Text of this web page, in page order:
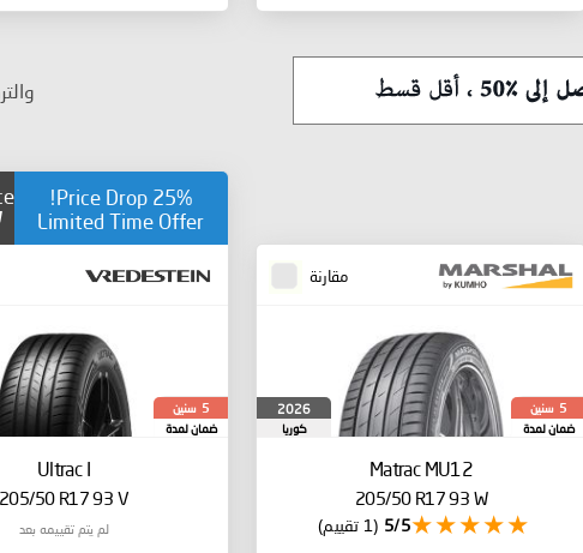
مقارنة
5 سنين
ضمان لمدة
2026
كوريا
Matrac MU12
205/50 R17 93 W
5/5 (1 تقييم)
25% Price Drop!
Limited Time Offer
5 سنين
ضمان لمدة
Ultrac I
205/50 R17 93 V
لم يتم تقييمه بعد